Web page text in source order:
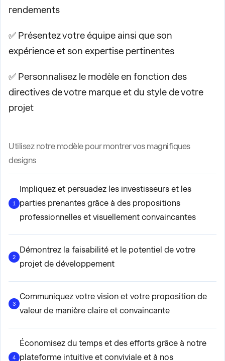
rendements
✅ Présentez votre équipe ainsi que son
expérience et son expertise pertinentes
✅ Personnalisez le modèle en fonction des
directives de votre marque et du style de votre
projet
Utilisez notre modèle pour montrer vos magnifiques
designs
1
Impliquez et persuadez les investisseurs et les
parties prenantes grâce à des propositions
professionnelles et visuellement convaincantes
2
Démontrez la faisabilité et le potentiel de votre
projet de développement
3
Communiquez votre vision et votre proposition de
valeur de manière claire et convaincante
4
Économisez du temps et des efforts grâce à notre
plateforme intuitive et conviviale et à nos